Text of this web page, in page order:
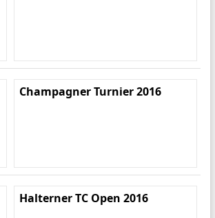
Champagner Turnier 2016
Halterner TC Open 2016